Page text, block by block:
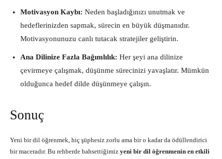
Motivasyon Kaybı: Neden başladığınızı unutmak ve
hedeflerinizden sapmak, sürecin en büyük düşmanıdır.
Motivasyonunuzu canlı tutacak stratejiler geliştirin.
Ana Dilinize Fazla Bağımlılık: Her şeyi ana dilinize
çevirmeye çalışmak, düşünme sürecinizi yavaşlatır. Mümkün
olduğunca hedef dilde düşünmeye çalışın.
Sonuç
Yeni bir dil öğrenmek, hiç şüphesiz zorlu ama bir o kadar da ödüllendirici
bir maceradır. Bu rehberde bahsettiğimiz yeni bir dil öğrenmenin en etkili